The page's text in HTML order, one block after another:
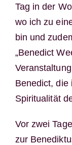
Tag in der
wo ich zu
bin und
„Benedict
Benedict, die
Spiritualität
Vor zwei
zur